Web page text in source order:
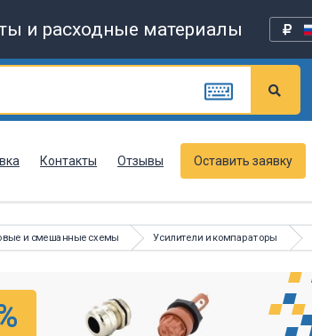
и расходные материалы
Контакты Отзывы Оставить заявку
и смешанные схемы Усилители и компараторы